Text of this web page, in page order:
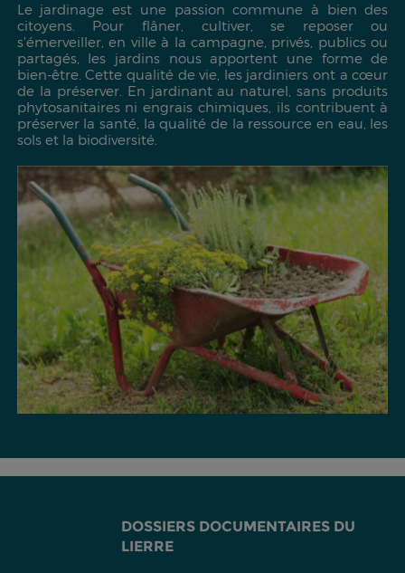
Le jardinage est une passion commune à bien des
citoyens. Pour flâner, cultiver, se reposer ou
s'émerveiller, en ville à la campagne, privés, publics ou
partagés, les jardins nous apportent une forme de
bien-être. Cette qualité de vie, les jardiniers ont a cœur
de la préserver. En jardinant au naturel, sans produits
phytosanitaires ni engrais chimiques, ils contribuent à
préserver la santé, la qualité de la ressource en eau, les
sols et la biodiversité.
DOSSIERS DOCUMENTAIRES DU
LIERRE